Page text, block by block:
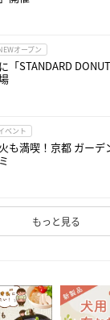
オープン
「STANDARD
ベント
も満喫！京都 ガーデ
もっと見る